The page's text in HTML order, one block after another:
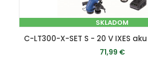
SKLADOM
71,99 €